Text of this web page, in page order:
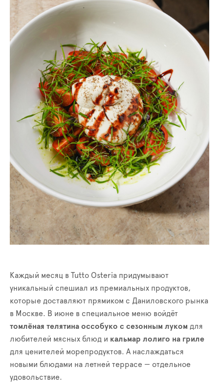
Каждый месяц в Tutto Osteria придумывают
уникальный спешиал из премиальных продуктов,
которые доставляют прямиком с Даниловского рынка
в Москве. В июне в специальное меню войдёт
томлёная телятина оссобуко с сезонным луком для
любителей мясных блюд и кальмар лолиго на гриле
для ценителей морепродуктов. А наслаждаться
новыми блюдами на летней террасе — отдельное
удовольствие.